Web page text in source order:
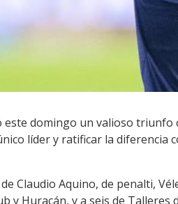
este domingo un valioso triunfo
líder y ratificar la diferencia
Claudio Aquino, de penalti,
y Huracán, y a seis de